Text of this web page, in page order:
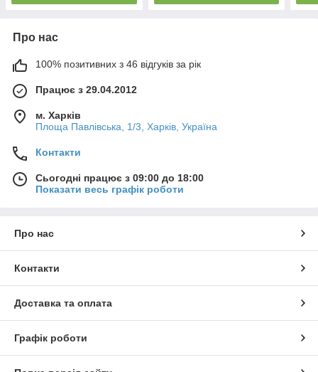
Про нас
100% позитивних з 46 відгуків за рік
Працює з 29.04.2012
м. Харків
Площа Павлівська, 1/3, Харків, Україна
Контакти
Сьогодні працює з 09:00 до 18:00
Показати весь графік роботи
Про нас
Контакти
Доставка та оплата
Графік роботи